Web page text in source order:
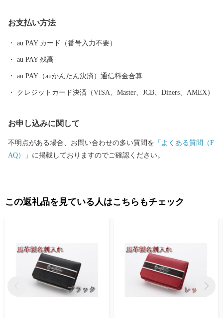
日食べるご飯だからこそ美味しく安全なお米を召し上がってくだ
で、清らかな水で育てられた酒米を使った清酒は辛党の方でなく
ても納得の大変美味しいお酒が目白押しです。 日本酒党なら是非
とも飲んでいただきたい全国的な銘柄のお酒もご準備しておりま
のほかにも、二百年もの歴史のある醸造さんが作る味噌や醤油な
どの発酵食品の数々。 山々に囲まれた寒暖差のある土地でつくら
れた、甘くてみずみずしい季節の野菜や果物等多数提供いたして
っておりますので、皆様の変わらぬご支援を賜りますようお願い
お支払い方法
au PAY カード（番号入力不要）
au PAY 残高
au PAY（auかんたん決済）通信料金合算
クレジットカード決済（VISA、Master、JCB、Diners、AMEX）
お申し込みに関して
不明点がある場合、お問い合わせの多い質問を 「よくある質問（F
AQ）」 に掲載しておりますのでご確認ください。
この返礼品を見ている人はこちらもチェック